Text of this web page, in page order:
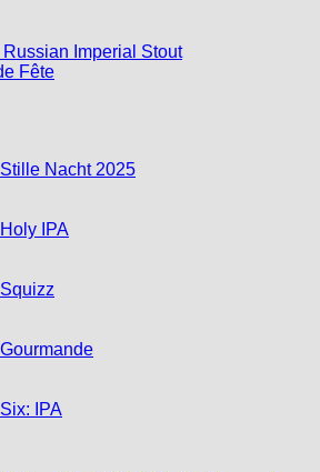
Imperial Stout
Fête
Nacht 2025
IPA
IPA